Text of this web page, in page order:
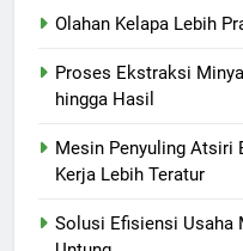
Olahan Kelapa Lebih
Proses Ekstraksi
hingga Hasil
Mesin Penyuling Atsiri
Kerja Lebih Teratur
Solusi Efisiensi Usaha